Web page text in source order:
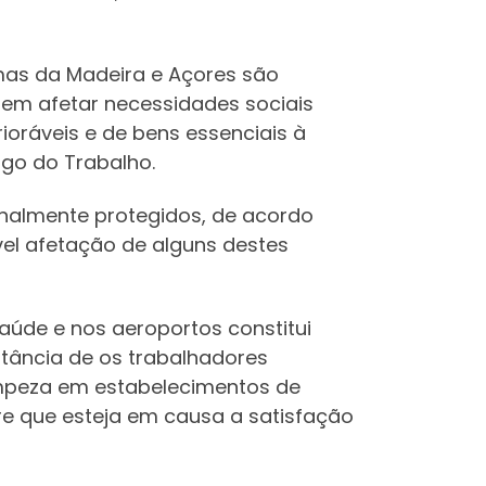
da Madeira e Açores são
afetar necessidades sociais
e de bens essenciais à
do Trabalho.
protegidos, de acordo
afetação de alguns destes
e nos aeroportos constitui
de os trabalhadores
em estabelecimentos de
que esteja em causa a satisfação